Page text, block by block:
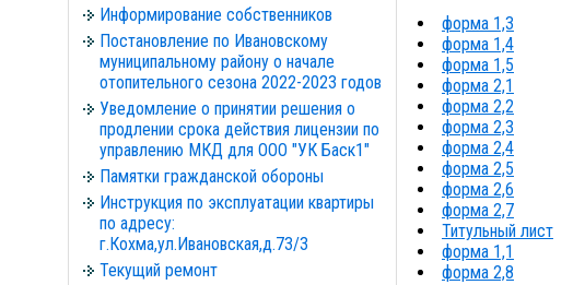
Информирование собственников
Постановление по Ивановскому
муниципальному району о начале
отопительного сезона 2022-2023 годов
Уведомление о принятии решения о
продлении срока действия лицензии по
управлению МКД для ООО "УК Баск1"
Памятки гражданской обороны
Инструкция по эксплуатации квартиры
по адресу:
г.Кохма,ул.Ивановская,д.73/3
Текущий ремонт
форма 1,3
форма 1,4
форма 1,5
форма 2,1
форма 2,2
форма 2,3
форма 2,4
форма 2,5
форма 2,6
форма 2,7
Титульный лист
форма 1,1
форма 2,8